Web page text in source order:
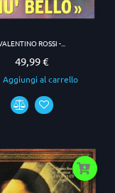
ROSSI -...
Prezzo
49,99 €
Aggiungi al carrello